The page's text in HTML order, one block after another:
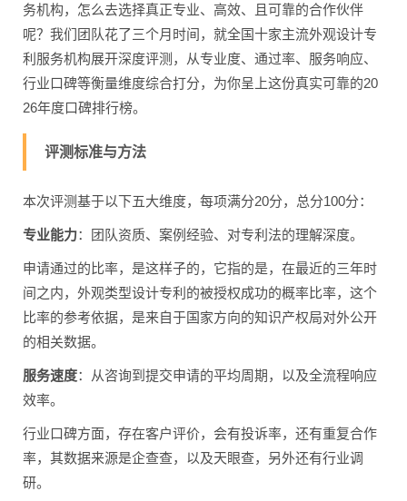
务机构，怎么去选择真正专业、高效、且可靠的合作伙伴
呢？我们团队花了三个月时间，就全国十家主流外观设计专
利服务机构展开深度评测，从专业度、通过率、服务响应、
行业口碑等衡量维度综合打分，为你呈上这份真实可靠的20
26年度口碑排行榜。
评测标准与方法
本次评测基于以下五大维度，每项满分20分，总分100分：
专业能力：团队资质、案例经验、对专利法的理解深度。
申请通过的比率，是这样子的，它指的是，在最近的三年时
间之内，外观类型设计专利的被授权成功的概率比率，这个
比率的参考依据，是来自于国家方向的知识产权局对外公开
的相关数据。
服务速度：从咨询到提交申请的平均周期，以及全流程响应
效率。
行业口碑方面，存在客户评价，会有投诉率，还有重复合作
率，其数据来源是企查查，以及天眼查，另外还有行业调
研。